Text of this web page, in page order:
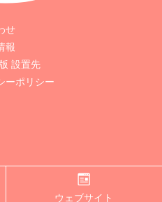
ウェブサイト
せ
報
設置先
ーポリシー
RIGHTS RESERVED.